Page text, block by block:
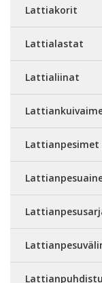
Lattiakorit
Lattialastat
Lattialiinat
Lattianpesimet